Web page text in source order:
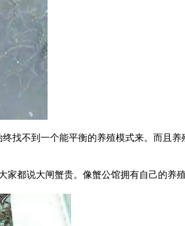
找不到一个能平衡的养殖模式来。而且
都说大闸蟹贵。像蟹公馆拥有自己的养